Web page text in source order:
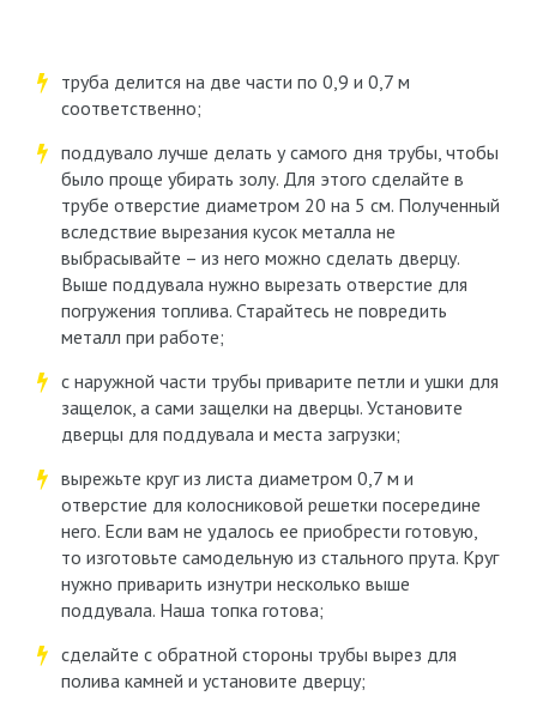
труба делится на две части по 0,9 и 0,7 м
соответственно;
поддувало лучше делать у самого дня трубы, чтобы
было проще убирать золу. Для этого сделайте в
трубе отверстие диаметром 20 на 5 см. Полученный
вследствие вырезания кусок металла не
выбрасывайте – из него можно сделать дверцу.
Выше поддувала нужно вырезать отверстие для
погружения топлива. Старайтесь не повредить
металл при работе;
с наружной части трубы приварите петли и ушки для
защелок, а сами защелки на дверцы. Установите
дверцы для поддувала и места загрузки;
вырежьте круг из листа диаметром 0,7 м и
отверстие для колосниковой решетки посередине
него. Если вам не удалось ее приобрести готовую,
то изготовьте самодельную из стального прута. Круг
нужно приварить изнутри несколько выше
поддувала. Наша топка готова;
сделайте с обратной стороны трубы вырез для
полива камней и установите дверцу;